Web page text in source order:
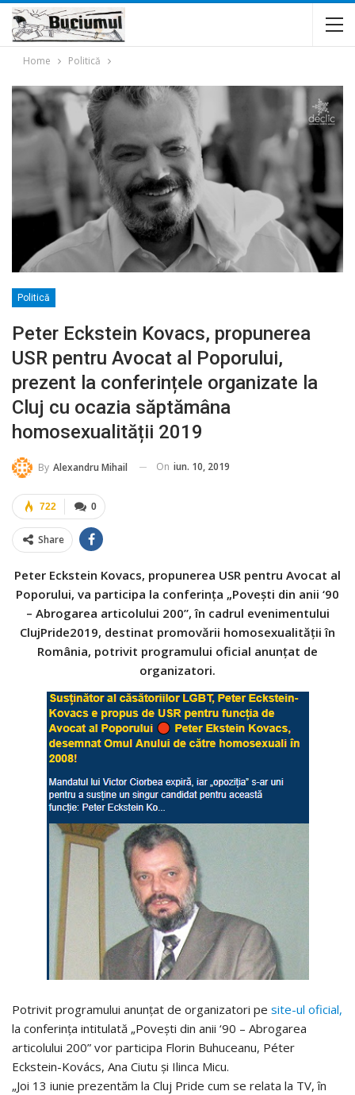
Home Politică
Politică
Peter Eckstein Kovacs, propunerea
USR pentru Avocat al Poporului,
prezent la conferințele organizate la
Cluj cu ocazia săptămâna
homosexualității 2019
By Alexandru Mihail On iun. 10, 2019
0
722
Share
Peter Eckstein Kovacs, propunerea USR pentru Avocat al
Poporului, va participa la conferința „Povești din anii ‘90
– Abrogarea articolului 200”, în cadrul evenimentului
ClujPride2019, destinat promovării homosexualității în
România, potrivit programului oficial anunțat de
organizatori.
Potrivit programului anunțat de organizatori pe site-ul oficial,
la conferința intitulată „Povești din anii ‘90 – Abrogarea
articolului 200” vor participa Florin Buhuceanu, Péter
Eckstein-Kovács, Ana Ciutu și Ilinca Micu.
„Joi 13 iunie prezentăm la Cluj Pride cum se relata la TV, în